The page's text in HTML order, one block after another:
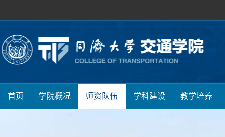
首页 学院概况 师资队伍 学科建设 教学培养